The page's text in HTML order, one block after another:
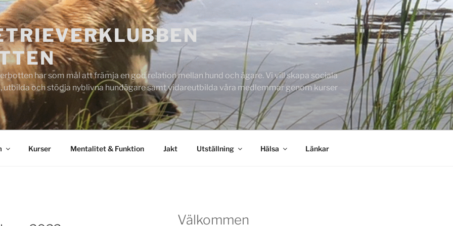
har som mål att främja en god relation mellan hund och ägare. Vi vill skapa sociala
och stödja nyblivna hundägare samt vidareutbilda våra medlemmar genom kurser
Kurser Mentalitet & Funktion Jakt Utställning Hälsa Länkar
Välkommen